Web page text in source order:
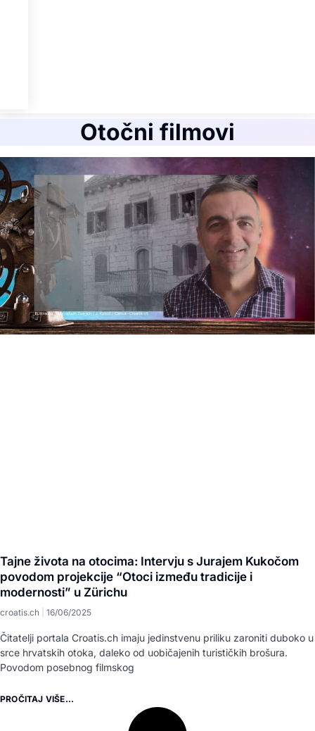
Otočni filmovi
Tajne života na otocima: Intervju s Jurajem Kukočom
povodom projekcije “Otoci između tradicije i
modernosti” u Zürichu
croatis.ch 16/06/2025
Čitatelji portala Croatis.ch imaju jedinstvenu priliku zaroniti duboko u
srce hrvatskih otoka, daleko od uobičajenih turističkih brošura.
Povodom posebnog filmskog
PROČITAJ VIŠE...